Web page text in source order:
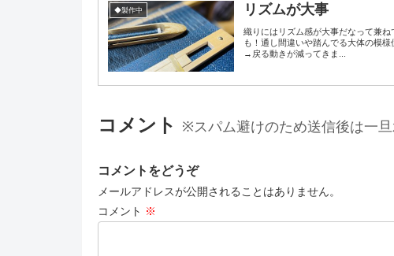
◆製作中 リズムが大事
織りにはリズム感が大事だなって兼
も！通し間違いや踏んでる大体の模
→戻る動きが減ってきま...
コメント ※スパム避けのため送信後は一
コメントをどうぞ
メールアドレスが公開されることはありません。
コメント ※